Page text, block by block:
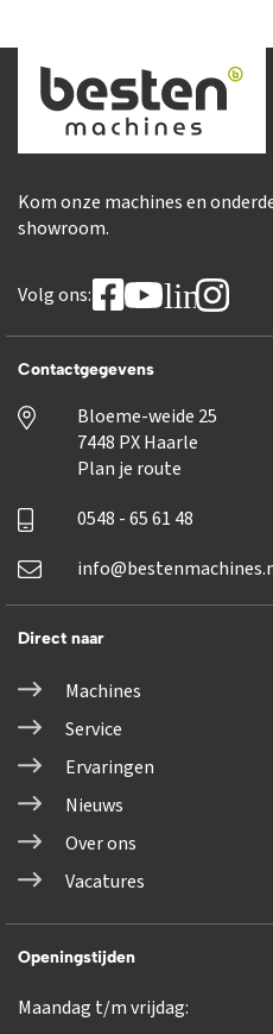
Kom onze machines en
showroom.
Volg ons: linkedin
Contactgegevens
Bloeme-weide 25
7448 PX Haarle
Plan je route
0548 - 65 61 48
Direct naar
Machines
Service
Ervaringen
Nieuws
Over ons
Vacatures
Openingstijden
Maandag t/m vrijdag: